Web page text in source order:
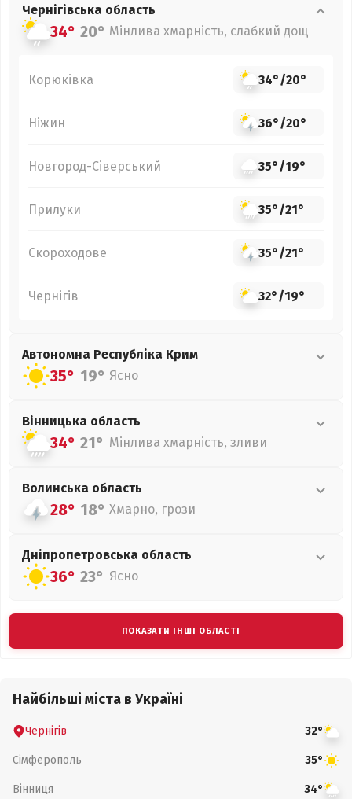
Чернігівська область
34° 20° Мінлива хмарність, слабкий дощ
Корюківка 34°/20°
Ніжин 36°/20°
Новгород-Сіверський 35°/19°
Прилуки 35°/21°
Скороходове 35°/21°
Чернігів 32°/19°
Автономна Республіка Крим
35° 19° Ясно
Вінницька область
34° 21° Мінлива хмарність, зливи
Волинська область
28° 18° Хмарно, грози
Дніпропетровська область
36° 23° Ясно
ПОКАЗАТИ ІНШІ ОБЛАСТІ
Найбільші міста в Україні
Чернігів 32°
Сімферополь 35°
Вінниця 34°